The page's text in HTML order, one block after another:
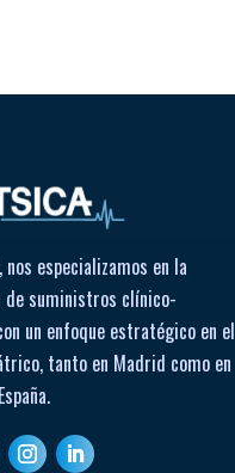
nos especializamos en la
suministros clínico-
un enfoque estratégico en el
tanto en Madrid como en